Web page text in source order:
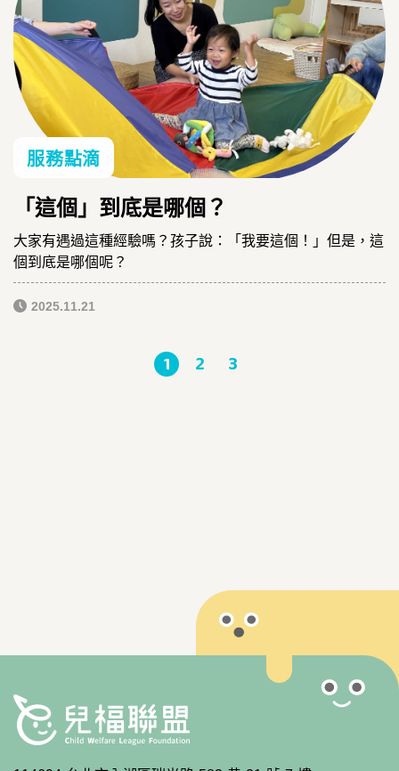
服務點滴
「這個」到底是哪個？
大家有遇過這種經驗嗎？孩子說：「我要這個！」但是，這
個到底是哪個呢？
2025.11.21
1 2 3